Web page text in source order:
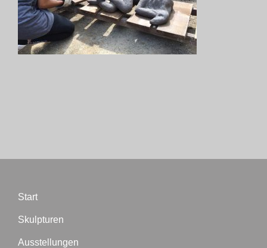
Biographie
Blog
Start
Skulpturen
Ausstellungen